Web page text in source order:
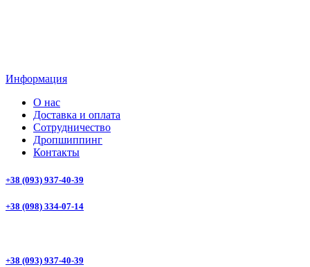
Информация
О нас
Доставка и оплата
Сотрудничество
Дропшиппинг
Контакты
+38 (093) 937-40-39
+38 (098) 334-07-14
+38 (093) 937-40-39